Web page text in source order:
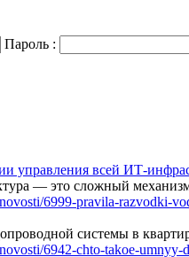
Пароль :
управления всей ИТ-
— это сложный
системы в